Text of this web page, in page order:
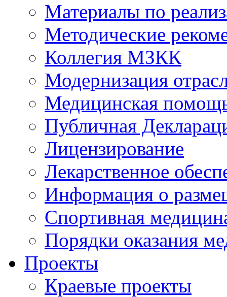
Материалы по
Методические
Коллегия МЗКК
Модернизация
Медицинская
Публичная
Лицензирование
Лекарственное
Информация о
Спортивная
Порядки оказания
Проекты
Краевые проекты